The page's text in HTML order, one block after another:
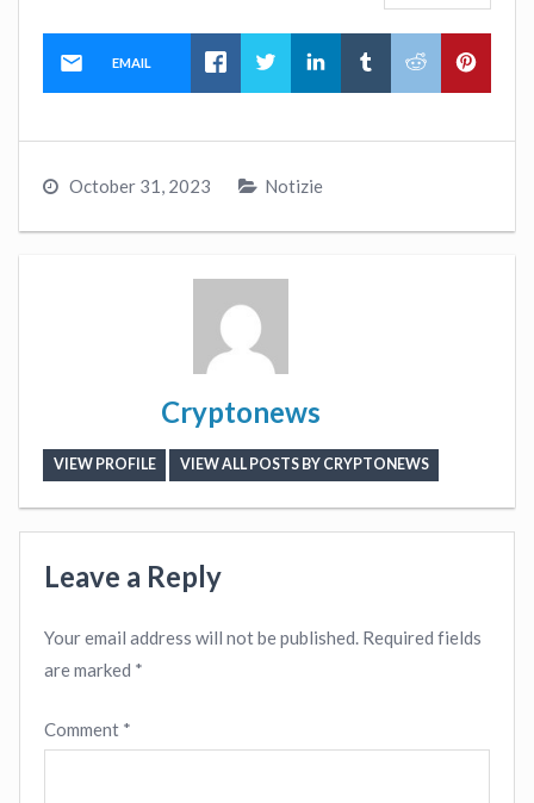
EMAIL
October 31, 2023 Notizie
Cryptonews
VIEW PROFILE VIEW ALL POSTS BY CRYPTONEWS
Leave a Reply
Your email address will not be published. Required fields
are marked *
Comment *